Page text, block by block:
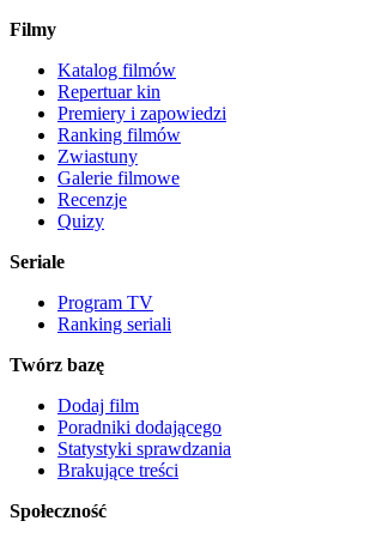
Filmy
Katalog filmów
Repertuar kin
Premiery i zapowiedzi
Ranking filmów
Zwiastuny
Galerie filmowe
Recenzje
Quizy
Seriale
Program TV
Ranking seriali
Twórz bazę
Dodaj film
Poradniki dodającego
Statystyki sprawdzania
Brakujące treści
Społeczność